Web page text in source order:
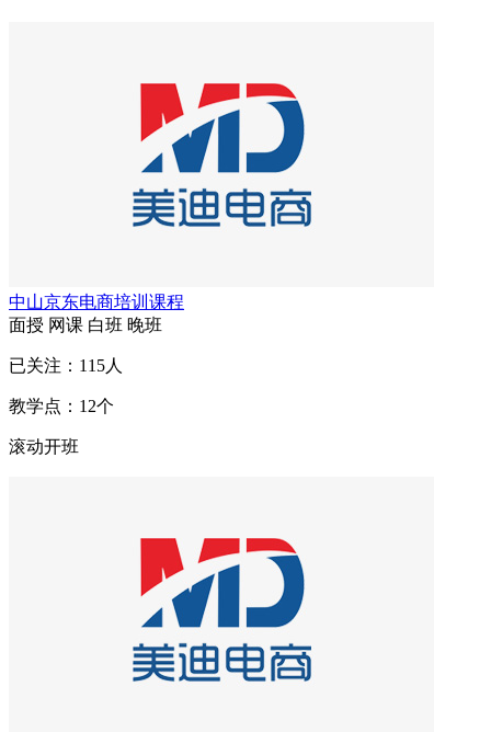
中山京东电商培训课程
面授 网课 白班 晚班
已关注： 115人
教学点： 12个
滚动开班